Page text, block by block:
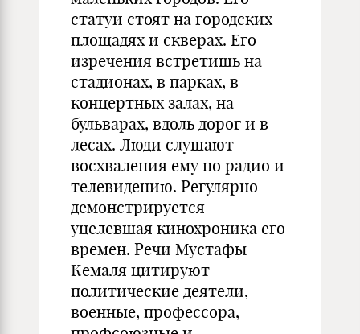
статуи стоят на городских
площадях и скверах. Его
изречения встретишь на
стадионах, в парках, в
концертных залах, на
бульварах, вдоль дорог и в
лесах. Люди слушают
восхваления ему по радио и
телевидению. Регулярно
демонстрируется
уцелевшая кинохроника его
времен. Речи Мустафы
Кемаля цитируют
политические деятели,
военные, профессора,